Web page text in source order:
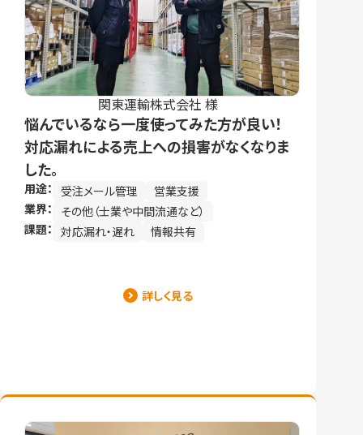
関東運輸株式会社 様
悩んでいるなら一度使ってみた方が良い！
対応漏れによる売上への損害がなくなりま
した。
用途： 受注メール管理
営業支援
業界：
その他（士業や中間流通など）
課題： 対応漏れ・遅れ 情報共有
詳しく見る